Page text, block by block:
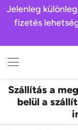
Jelenleg
fizetés
Szállítás a
belül a